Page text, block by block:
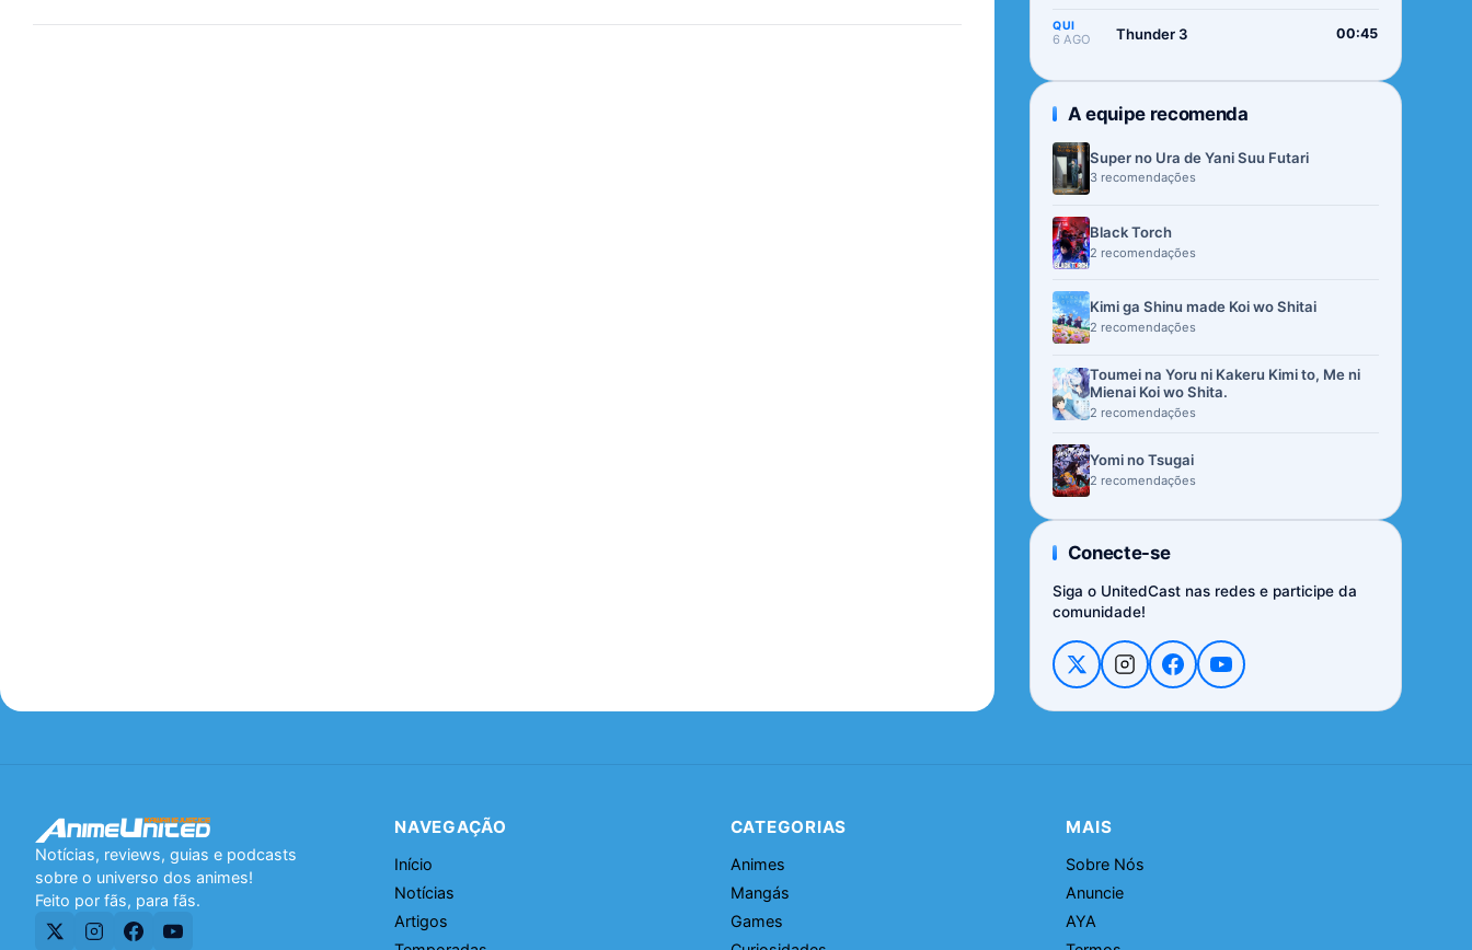
QUI
6 AGO Thunder 3 00:45
A equipe recomenda
Super no Ura de Yani Suu Futari
3 recomendações
Black Torch
2 recomendações
Kimi ga Shinu made Koi wo Shitai
2 recomendações
Toumei na Yoru ni Kakeru Kimi to, Me ni
Mienai Koi wo Shita.
2 recomendações
Yomi no Tsugai
2 recomendações
Conecte-se
Siga o UnitedCast nas redes e participe da
comunidade!
Notícias, reviews, guias e podcasts
sobre o universo dos animes!
Feito por fãs, para fãs.
NAVEGAÇÃO
Início
Notícias
Artigos
CATEGORIAS
Animes
Mangás
Games
MAIS
Sobre Nós
Anuncie
AYA